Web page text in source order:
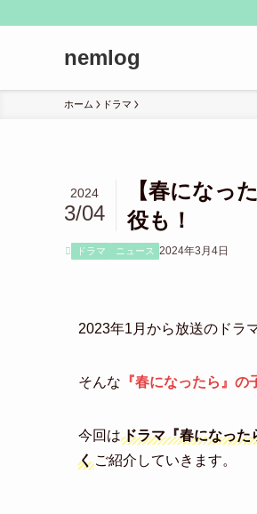
nemlog
ホーム ドラマ
【春になっ
役も！
2024
3/04
ドラマ ニュース 2024年3月4日
2023年1月から放送のドラ
そんな 『春になったら』
今回はドラマ『春になった
く ご紹介していきます。